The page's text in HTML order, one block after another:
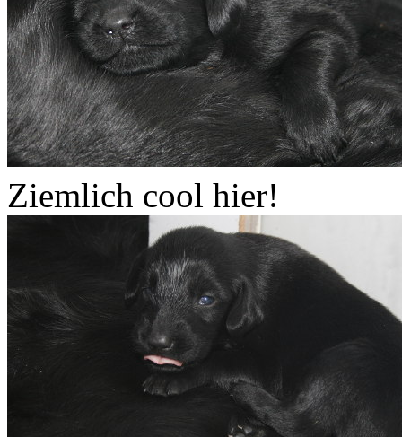
Ziemlich cool hier!